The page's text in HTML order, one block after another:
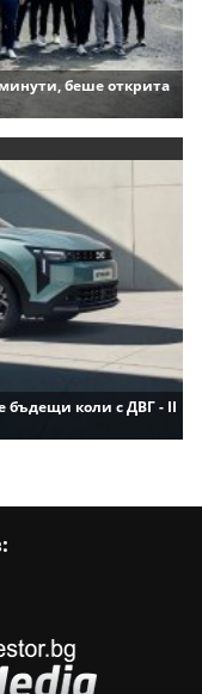
беше открита
бъдещи коли с ДВГ - II